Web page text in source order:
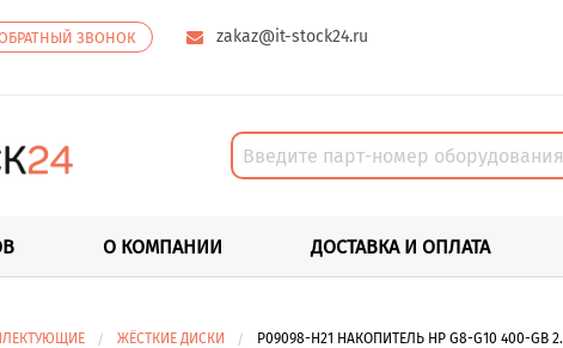
ЗВОНОК
zakaz@it-stock24.ru
О КОМПАНИИ ДОСТАВКА И ОПЛАТА
ЖЁСТКИЕ ДИСКИ P09098-H21 НАКОПИТЕЛЬ HP G8-G10 400-GB